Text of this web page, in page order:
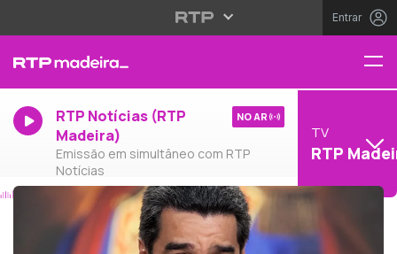
Entrar
RTP Notícias (RTP
Madeira)
Emissão em simultâneo com RTP
Notícias
NO AR
TV
RTP